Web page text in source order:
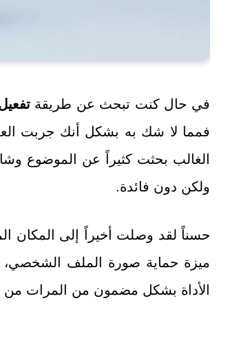
في حال كنت تبحث عن طريقة
فمما لا شك به بشكل أنك جربت
الغالب بحثت كثيراً عن الموضوع
ولكن دون فائدة.
حسناً لقد وصلت أخيراً إلى المكان
ميزة حماية صورة الملف الشخصي،
الأداة بشكل مضمون من المرات من